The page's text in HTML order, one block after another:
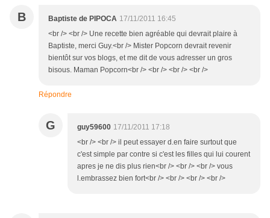
B Baptiste de PIPOCA 17/11/2011 16:45
<br /> <br /> Une recette bien agréable qui devrait plaire à
Baptiste, merci Guy.<br /> Mister Popcorn devrait revenir
bientôt sur vos blogs, et me dit de vous adresser un gros
bisous. Maman Popcorn<br /> <br /> <br /> <br />
Répondre
G guy59600 17/11/2011 17:18
<br /> <br /> il peut essayer d.en faire surtout que
c'est simple par contre si c'est les filles qui lui courent
apres je ne dis plus rien<br /> <br /> <br /> vous
l.embrassez bien fort<br /> <br /> <br /> <br />